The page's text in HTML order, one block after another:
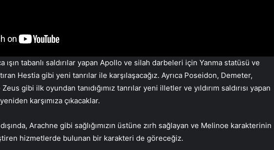
ışın tabanlı saldırılar yapan Apollo ve silah darbeleri için Yanma statüsü ve
Hestia gibi yeni tanrılar ile karşılaşacağız. Ayrıca Poseidon, Demeter,
gibi ilk oyundan tanıdığımız tanrılar yeni illetler ve yıldırım saldırısı yapan
karşımıza çıkacaklar.
Arachne gibi sağlığımızın üstüne zırh sağlayan ve Melinoe karakterinin
hizmetlerde bulunan bir karakteri de göreceğiz.